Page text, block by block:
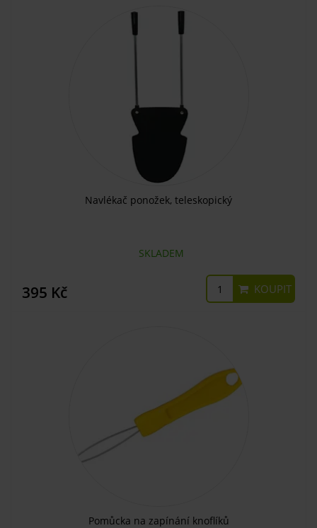
Navlékač ponožek, teleskopický
SKLADEM
395 Kč KOUPIT
Pomůcka na zapínání knoflíků